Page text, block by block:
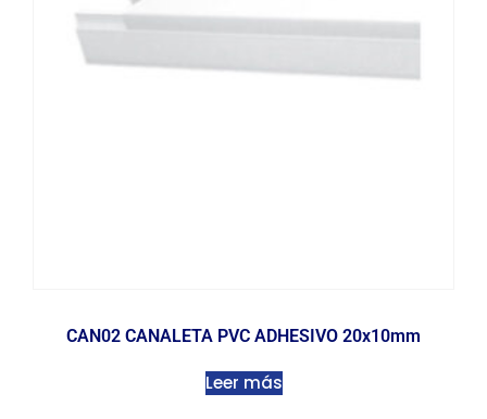
CAN02 CANALETA PVC ADHESIVO 20x10mm
Leer más